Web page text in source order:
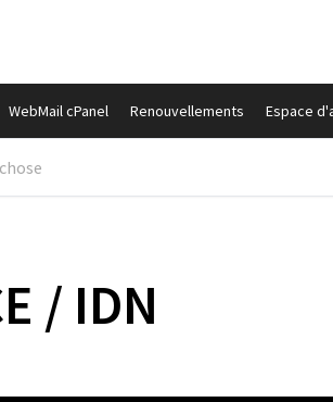
WebMail cPanel Renouvellements Espace
/ IDN